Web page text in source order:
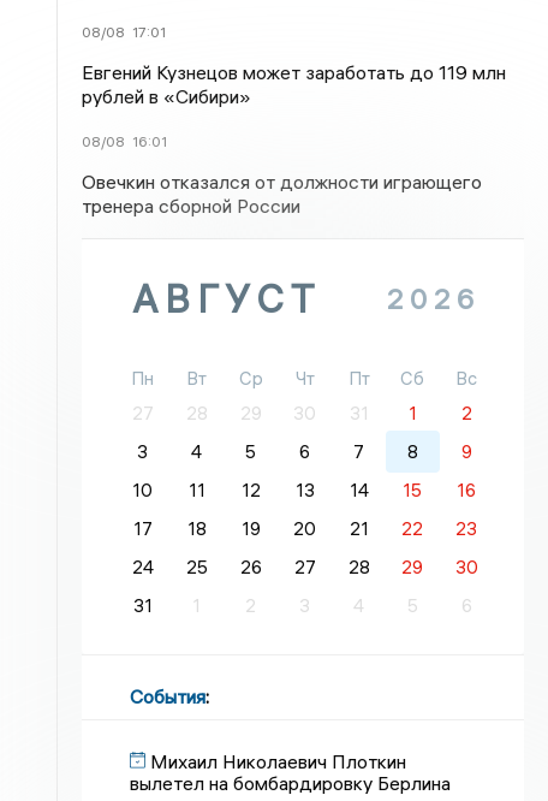
08/08 17:01
Евгений Кузнецов может заработать до 119 млн
рублей в «Сибири»
08/08 16:01
Овечкин отказался от должности играющего
тренера сборной России
АВГУСТ 2026
Пн Вт Ср Чт Пт Сб
Вс
27
28 29 30 31 1
2
3
4 5 6 7 8
9
10
11 12 13 14 15
16
17
18 19 20 21 22
23
24
25 26 27 28 29
30
31
1 2 3 4 5 6
События:
Михаил Николаевич Плоткин
вылетел на бомбардировку Берлина